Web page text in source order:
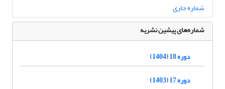
شماره جاری
شماره‌های پیشین نشریه
دوره 18 (1404)
دوره 17 (1403)